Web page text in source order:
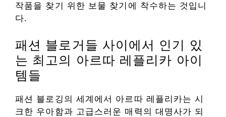
작품을 찾기 위한 보물 찾기에 착수하는 것입니
다.
패션 블로거들 사이에서 인기 있
는 최고의 아르따 레플리카 아이
템들
패션 블로깅의 세계에서 아르따 레플리카는 시
크한 우아함과 고급스러운 매력의 대명사가 되